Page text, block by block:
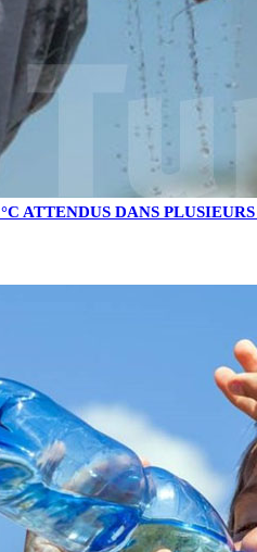
ATTENDUS DANS